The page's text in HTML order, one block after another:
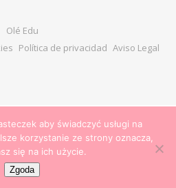
Olé Edu
Política de privacidad Aviso Legal
aby świadczyć usługi na
korzystanie ze strony oznacza,
się na ich użycie.
Zgoda